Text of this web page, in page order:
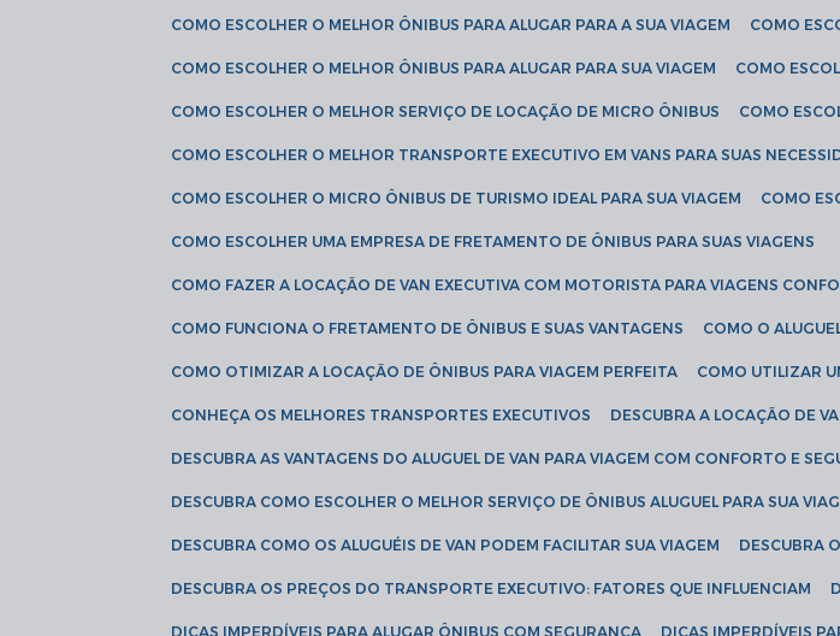
COMO ESCOLHER O MELHOR ÔNIBUS PARA ALUGAR PARA A SUA VIAGEM COMO
COMO ESCOLHER O MELHOR ÔNIBUS PARA ALUGAR PARA SUA VIAGEM COMO
COMO ESCOLHER O MELHOR SERVIÇO DE LOCAÇÃO DE MICRO ÔNIBUS COMO
COMO ESCOLHER O MELHOR TRANSPORTE EXECUTIVO EM VANS PARA SUAS
COMO ESCOLHER O MICRO ÔNIBUS DE TURISMO IDEAL PARA SUA VIAGEM COMO
COMO ESCOLHER UMA EMPRESA DE FRETAMENTO DE ÔNIBUS PARA SUAS VIAGENS
COMO FAZER A LOCAÇÃO DE VAN EXECUTIVA COM MOTORISTA PARA VIAGENS
COMO FUNCIONA O FRETAMENTO DE ÔNIBUS E SUAS VANTAGENS COMO O
COMO OTIMIZAR A LOCAÇÃO DE ÔNIBUS PARA VIAGEM PERFEITA COMO UTILIZAR
CONHEÇA OS MELHORES TRANSPORTES EXECUTIVOS DESCUBRA A LOCAÇÃO DE
DESCUBRA AS VANTAGENS DO ALUGUEL DE VAN PARA VIAGEM COM CONFORTO E
DESCUBRA COMO ESCOLHER O MELHOR SERVIÇO DE ÔNIBUS ALUGUEL PARA SUA
DESCUBRA COMO OS ALUGUÉIS DE VAN PODEM FACILITAR SUA VIAGEM DESCUBRA
DESCUBRA OS PREÇOS DO TRANSPORTE EXECUTIVO: FATORES QUE INFLUENCIAM
DICAS IMPERDÍVEIS PARA ALUGAR ÔNIBUS COM SEGURANÇA DICAS IMPERDÍVEIS